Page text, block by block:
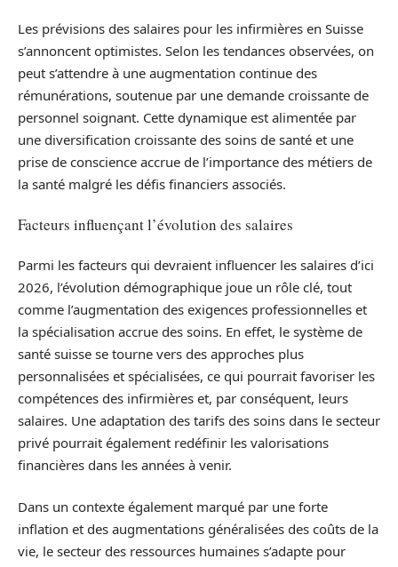
Les prévisions des salaires pour les infirmières en Suisse
s’annoncent optimistes. Selon les tendances observées, on
peut s’attendre à une augmentation continue des
rémunérations, soutenue par une demande croissante de
personnel soignant. Cette dynamique est alimentée par
une diversification croissante des soins de santé et une
prise de conscience accrue de l’importance des métiers de
la santé malgré les défis financiers associés.
Facteurs influençant l’évolution des salaires
Parmi les facteurs qui devraient influencer les salaires d’ici
2026, l’évolution démographique joue un rôle clé, tout
comme l’augmentation des exigences professionnelles et
la spécialisation accrue des soins. En effet, le système de
santé suisse se tourne vers des approches plus
personnalisées et spécialisées, ce qui pourrait favoriser les
compétences des infirmières et, par conséquent, leurs
salaires. Une adaptation des tarifs des soins dans le secteur
privé pourrait également redéfinir les valorisations
financières dans les années à venir.
Dans un contexte également marqué par une forte
inflation et des augmentations généralisées des coûts de la
vie, le secteur des ressources humaines s’adapte pour